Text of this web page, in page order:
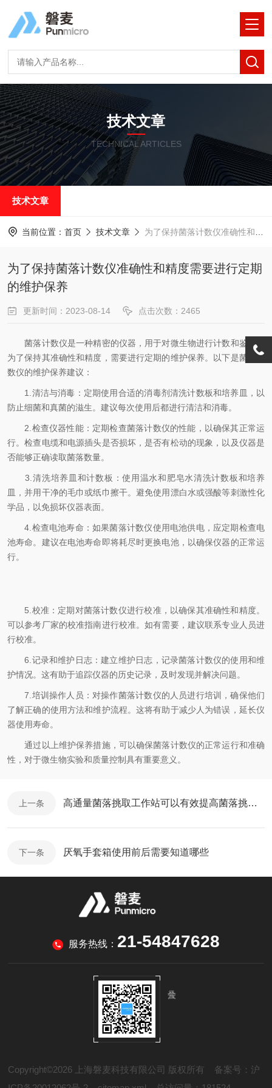
技术文章
TECHNICAL ARTICLES
技术文章
当前位置： 首页 技术文章 为了保持菌落计数仪准确性和精度需要进行定期的维护保养
为了保持菌落计数仪准确性和精度需要进行定期
的维护保养
更新时间：2023-08-14 点击次数：2465
菌落计数仪是一种精密的仪器，用于对微生物进行计数和鉴定。
为了保持其准确性和精度，需要进行定期的维护保养。以下是菌落计
数仪的维护保养建议：
1.清洁与消毒：定期使用合适的消毒剂清洗计数板和培养皿，以
防止细菌和真菌的滋生。建议每次使用后都进行清洁和消毒。
2.检查仪器性能：定期检查菌落计数仪的性能，以确保其正常运
行。检查电缆和电源插头是否损坏，是否有松动的现象，以及仪器是
否能够正确读取菌落数量。
3.清洗培养皿和计数板：使用温水和肥皂水清洗计数板和培养
皿，并用干净的毛巾或纸巾擦干。避免使用漂白水或强酸等刺激性化
学品，以免损坏仪器表面。
4.检查电池寿命：如果菌落计数仪使用电池供电，应定期检查电
池寿命。建议在电池寿命即将耗尽时更换电池，以确保仪器的正常运
行。
5.校准：定期对菌落计数仪进行校准，以确保其准确性和精度。
可以参考厂家的校准指南进行校准。如有需要，建议联系专业人员进
行校准。
6.记录和维护日志：建立维护日志，记录菌落计数仪的使用和维
护情况。这有助于追踪仪器的历史记录，及时发现并解决问题。
7.培训操作人员：对操作菌落计数仪的人员进行培训，确保他们
了解正确的使用方法和维护流程。这将有助于减少人为错误，延长仪
器使用寿命。
通过以上维护保养措施，可以确保菌落计数仪的正常运行和准确
性，对于微生物实验和质量控制具有重要意义。
上一条 高通量菌落挑取工作站可以有效提高菌落挑取的效率和准确性
下一条 厌氧手套箱使用前后需要知道哪些
服务热线： 21-54847628
Copyright©2026 上海磐麦科技有限公司 版权所有 备案号：沪